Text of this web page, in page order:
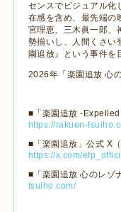
センスでビジュアル化
在感を含め、最先端の
宮理恵、三木眞一郎、
勢揃いし、人間くさい
園追放』という事件を
2026年「楽園追放 心
■「楽園追放 -
https://rakuen-
■「楽園追放」公式 X （
https://x.com/
■「楽園追放 心のレゾ
tsuiho.com/